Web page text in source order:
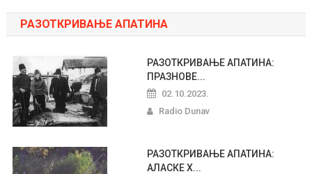
РАЗОТКРИВАЊЕ АПАТИНА
РАЗОТКРИВАЊЕ АПАТИНА:
ПРАЗНОВЕ...
02.10.2023.
Radio Dunav
РАЗОТКРИВАЊЕ АПАТИНА:
АЛАСКЕ Х...